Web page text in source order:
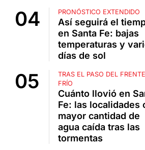
PRONÓSTICO EXTENDIDO
Así seguirá el
en Santa Fe: bajas
temperaturas y
días de sol
TRAS EL PASO DEL FRENTE
FRÍO
Cuánto llovió en
Fe: las localidades
mayor cantidad de
agua caída tras las
tormentas